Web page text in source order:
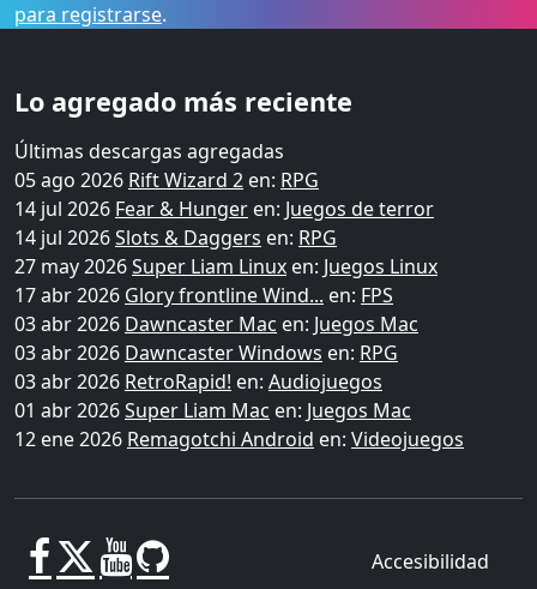
para registrarse.
Lo agregado más reciente
Últimas descargas agregadas
05 ago 2026 Rift Wizard 2 en: RPG
14 jul 2026 Fear & Hunger en: Juegos de terror
14 jul 2026Slots & Daggers en: RPG
27 may 2026Super Liam Linux en: Juegos Linux
17 abr 2026 Glory frontline Wind... en: FPS
03 abr 2026 Dawncaster Mac en: Juegos Mac
03 abr 2026 Dawncaster Windows en: RPG
03 abr 2026 RetroRapid! en: Audiojuegos
01 abr 2026Super Liam Mac en: Juegos Mac
12 ene 2026 Remagotchi Android en: Videojuegos
Accesibilidad